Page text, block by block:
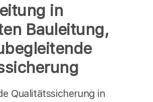
in
Bauleitung,
Qualitätssicherung in